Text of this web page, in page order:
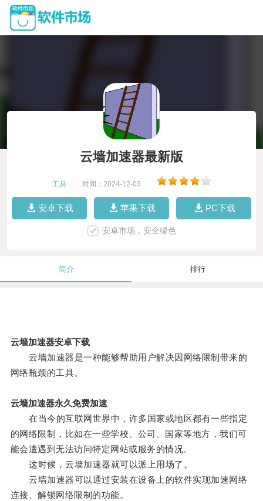
云墙加速器最新版
工具 时间：2024-12-03
安卓下载 苹果下载 PC下载
安卓市场，安全绿色
简介 排行
云墙加速器安卓下载
云墙加速器是一种能够帮助用户解决因网络限制带来的
网络瓶颈的工具。
云墙加速器永久免费加速
在当今的互联网世界中，许多国家或地区都有一些指定
的网络限制，比如在一些学校、公司、国家等地方，我们可
能会遭遇到无法访问特定网站或服务的情况。
这时候，云墙加速器就可以派上用场了。
云墙加速器可以通过安装在设备上的软件实现加速网络
连接、解锁网络限制的功能。